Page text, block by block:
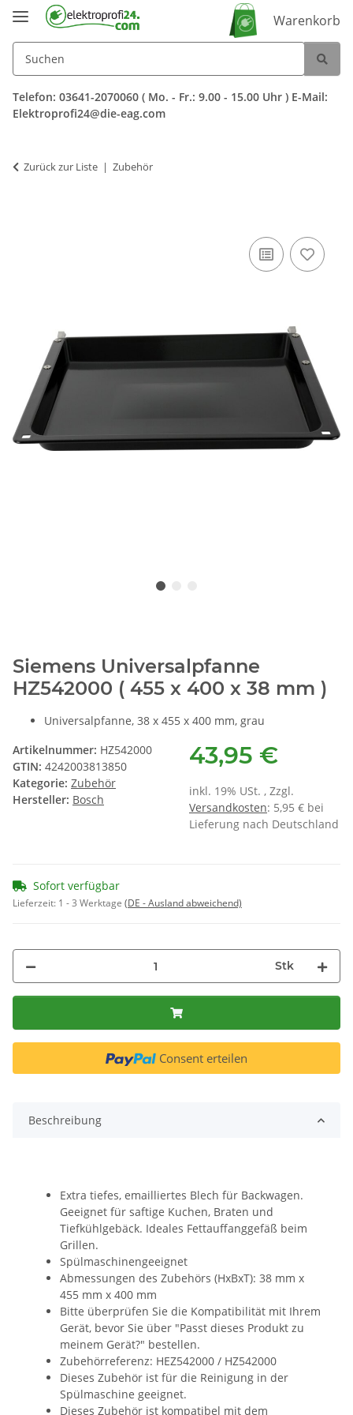
Warenkorb
Telefon: 03641-2070060 ( Mo. - Fr.: 9.00 - 15.00 Uhr ) E-Mail:
Elektroprofi24@die-eag.com
Zurück zur Liste Zubehör
Siemens Universalpfanne
HZ542000 ( 455 x 400 x 38 mm )
Universalpfanne, 38 x 455 x 400 mm, grau
Artikelnummer: HZ542000
GTIN: 4242003813850
Kategorie: Zubehör
Hersteller: Bosch
43,95 €
inkl. 19% USt. , Zzgl.
Versandkosten: 5,95 € bei
Lieferung nach Deutschland
Sofort verfügbar
Lieferzeit: 1 - 3 Werktage (DE - Ausland abweichend)
Stk
Consent erteilen
Beschreibung
Extra tiefes, emailliertes Blech für Backwagen.
Geeignet für saftige Kuchen, Braten und
Tiefkühlgebäck. Ideales Fettauffanggefäß beim
Grillen.
Spülmaschinengeeignet
Abmessungen des Zubehörs (HxBxT): 38 mm x
455 mm x 400 mm
Bitte überprüfen Sie die Kompatibilität mit Ihrem
Gerät, bevor Sie über "Passt dieses Produkt zu
meinem Gerät?" bestellen.
Zubehörreferenz: HEZ542000 / HZ542000
Dieses Zubehör ist für die Reinigung in der
Spülmaschine geeignet.
Dieses Zubehör ist kompatibel mit dem